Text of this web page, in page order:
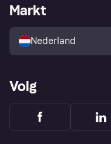
Winkeloverzicht
Kopersbescherming voor
consumenten
Zakelijke login
Markt
Nederland
Volg